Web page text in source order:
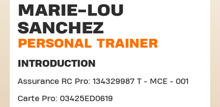
MARIE-LOU
SANCHEZ
PERSONAL TRAINER
INTRODUCTION
Assurance RC Pro: 134329987 T - MCE - 001
Carte Pro: 03425ED0619